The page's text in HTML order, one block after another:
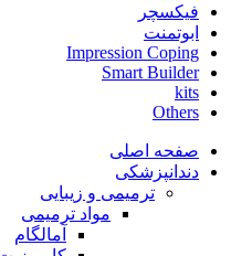
فیکسچر
ابوتمنت
Impression Coping
Smart Builder
kits
Others
صفحه اصلی
دندانپزشکی
ترمیمی و زیبایی
مواد ترمیمی
آمالگام